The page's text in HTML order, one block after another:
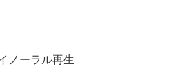
ーラル再生